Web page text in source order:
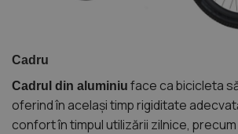
Cadru
Cadrul din aluminiu face ca bicicleta
oferind în același timp rigiditate
confort în timpul utilizării zilnice,